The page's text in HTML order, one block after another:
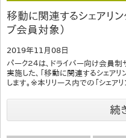
移動に関連するシェアリ
ブ会員対象）
2019年11月08日
パーク２４は、ドライバー向け会員
実施した、「移動に関連するシェア
します。※本リリース内での「シェア
続